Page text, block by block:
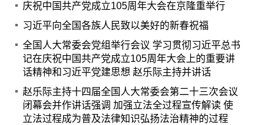
庆祝中国共产党成立105周年大会在京隆重举行
习近平向全国各族人民致以美好的新春祝福
全国人大常委会党组举行会议 学习贯彻习近平总书
记在庆祝中国共产党成立105周年大会上的重要讲
话精神和习近平党建思想 赵乐际主持并讲话
赵乐际主持十四届全国人大常委会第二十三次会议
闭幕会并作讲话强调 加强立法全过程宣传解读 使
立法过程成为普及法律知识弘扬法治精神的过程